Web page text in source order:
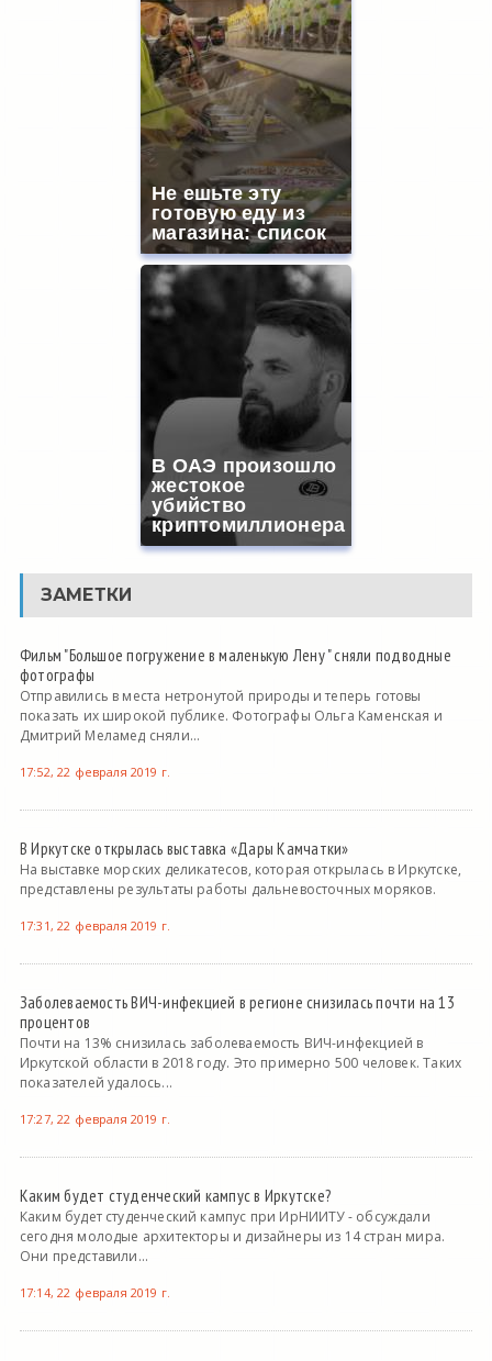
Не ешьте эту
готовую еду из
магазина: список
В ОАЭ произошло
жестокое
убийство
криптомиллионера
ЗАМЕТКИ
Фильм "Большое погружение в маленькую Лену " сняли подводные
фотографы
Отправились в места нетронутой природы и теперь готовы
показать их широкой публике. Фотографы Ольга Каменская и
Дмитрий Меламед сняли...
17:52, 22 февраля 2019 г.
В Иркутске открылась выставка «Дары Камчатки»
На выставке морских деликатесов, которая открылась в Иркутске,
представлены результаты работы дальневосточных моряков.
17:31, 22 февраля 2019 г.
Заболеваемость ВИЧ-инфекцией в регионе снизилась почти на 13
процентов
Почти на 13% снизилась заболеваемость ВИЧ-инфекцией в
Иркутской области в 2018 году. Это примерно 500 человек. Таких
показателей удалось...
17:27, 22 февраля 2019 г.
Каким будет студенческий кампус в Иркутске?
Каким будет студенческий кампус при ИрНИИТУ - обсуждали
сегодня молодые архитекторы и дизайнеры из 14 стран мира.
Они представили...
17:14, 22 февраля 2019 г.